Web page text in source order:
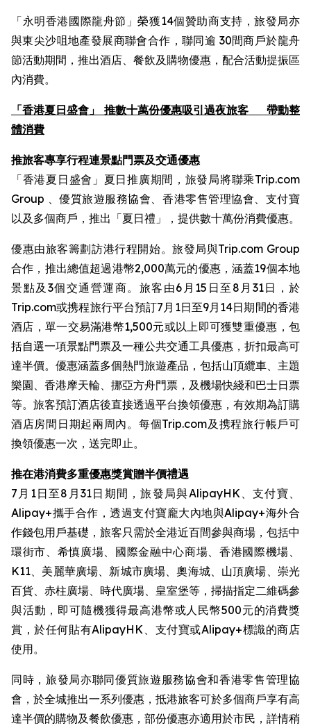
「永明香港國際龍舟節」榮獲14個贊助商支持，旅發局亦
與東尖沙咀地產發展商聯會合作，聯同逾 30間商戶於龍舟
節活動期間，推出酒店、餐飲及購物優惠，配合活動提振區
內消費。
「香港夏日盛會」 推數十萬份優惠吸引過夜旅客
帶動整
體消費
推旅客專享行程連景點門票及交通優惠
「香港夏日盛會」夏日推廣期間，旅發局將聯乘Trip.com
Group 、優質旅遊服務協會、香港零售管理協會、支付寶
以及多個商戶，推出「夏日禮」，提供數十萬份消費優惠。
優惠由旅客籌劃訪港行程開始。旅發局與Trip.com Group
合作，推出總值超過港幣2,000萬元的優惠，涵蓋19個本地
景點及3個交通營運商。旅客由6月15日至8月31日，於
Trip.com或携程旅行平台預訂7月1日至9月14日期間的香港
酒店，單一交易滿港幣1,500元或以上即可獲雙重優惠，包
括自選一項景點門票及一種公共交通工具優惠，折扣最高可
達半價。優惠涵蓋多個熱門旅遊產品，包括山頂纜車、主題
樂園、香港摩天輪、挪亞方舟門票，及機場快綫和巴士日票
等。旅客預訂酒店後直接透過平台換領優惠，有效期為訂購
酒店房間日期起兩周內。每個Trip.com及携程旅行帳戶可
換領優惠一次，送完即止。
推在港消費多重優惠獎賞贈半價禮遇
7月1日至8月31日期間，旅發局與AlipayHK、支付寶、
Alipay+攜手合作，透過支付寶龐大內地與Alipay+海外合
作錢包用戶基礎，旅客只需於全港近百間參與商場，包括中
環街市、希慎廣場、國際金融中心商場、香港國際機場、
K11、美麗華廣場、新城市廣場、奧海城、山頂廣場、崇光
百貨、赤柱廣場、時代廣場、皇室堡等，掃描指定二維碼參
與活動，即可隨機獲得最高港幣或人民幣500元的消費獎
賞，於任何貼有AlipayHK、支付寶或Alipay+標識的商店
使用。
同時，旅發局亦聯同優質旅遊服務協會和香港零售管理協
會，於全城推出一系列優惠，抵港旅客可於多個商戶享有高
達半價的購物及餐飲優惠，部份優惠亦適用於市民，詳情稍